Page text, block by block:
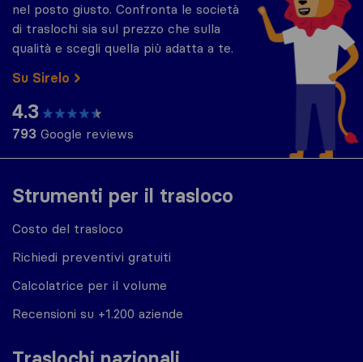
Strumenti per il trasloco
Costo del trasloco
Richiedi preventivi gratuiti
Calcolatrice per il volume
Recensioni su +1.200 aziende
nel posto giusto. Confronta le società
di traslochi sia sul prezzo che sulla
qualità e scegli quella più adatta a te.
Su Sirelo
4.3
793 Google reviews